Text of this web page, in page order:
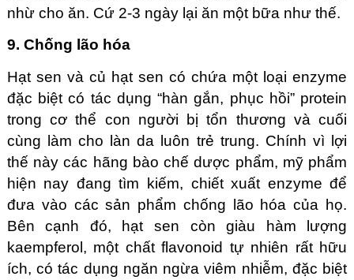
nhừ cho ăn. Cứ 2-3 ngày lại ăn một bữa như thế.
9. Chống lão hóa
Hạt sen và củ hạt sen có chứa một loại enzyme
đặc biệt có tác dụng “hàn gắn, phục hồi” protein
trong cơ thể con người bị tổn thương và cuối
cùng làm cho làn da luôn trẻ trung. Chính vì lợi
thế này các hãng bào chế dược phẩm, mỹ phẩm
hiện nay đang tìm kiếm, chiết xuất enzyme để
đưa vào các sản phẩm chống lão hóa của họ.
Bên cạnh đó, hạt sen còn giàu hàm lượng
kaempferol, một chất flavonoid tự nhiên rất hữu
ích, có tác dụng ngăn ngừa viêm nhiễm, đặc biệt